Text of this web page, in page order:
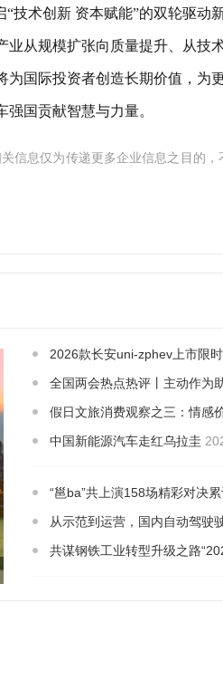
技术创新 资本赋能”的双轮驱动
业从规模扩张向质量提升、从技
为国际投资者创造长期价值，为
国贡献智慧与力量。
信息仅为传递更多企业信息之目的
2026款长安uni-zphev上市限
全国两会热点热评丨主动作为
假日文旅消费观察之三：情感
中国新能源汽车走红乌拉圭
“邕ba”共上演158场精彩对决
从示范到运营，国内自动驾驶
共谋钢铁工业转型升级之路